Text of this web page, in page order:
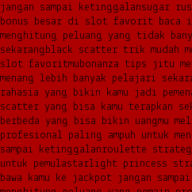
jangan sampai ketinggalansugar
bonus besar di slot favorit baca
menghitung peluang yang tidak
sekarang black scatter trik mudah
slot favoritmu bonanza tips jitu
menang lebih banyak pelajari
rahasia yang bikin kamu jadi
scatter yang bisa kamu terapkan
berbeda yang bisa bikin uangmu
profesional paling ampuh untuk
sampai ketinggalanroulette
untuk pemulastarlight princess
bawa kamu ke jackpot jangan